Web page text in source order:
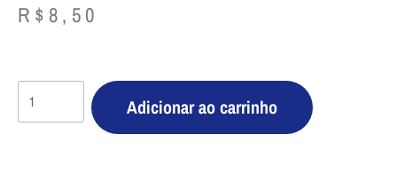
R$ 8,50
Adicionar ao carrinho